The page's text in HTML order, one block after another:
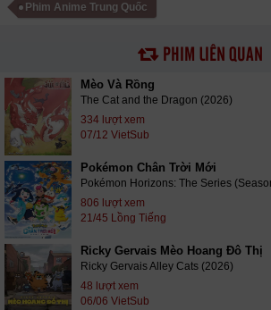
Phim Anime Trung Quốc
PHIM LIÊN QUAN
Mèo Và Rồng
The Cat and the Dragon (2026)
334 lượt xem
07/12 VietSub
Pokémon Chân Trời Mới
Pokémon Horizons: The Series
806 lượt xem
21/45 Lồng Tiếng
Ricky Gervais Mèo Hoang Đô Thị
Ricky Gervais Alley Cats (2026)
48 lượt xem
06/06 VietSub